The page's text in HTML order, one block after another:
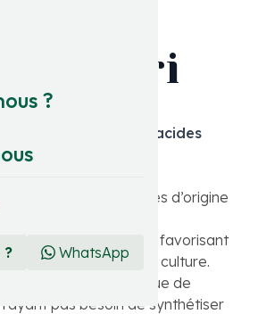
?
? WhatsApp
Agri
libres et 56% d'acides
hydrolysat de protéines d’origine
des nutriments, favorisant
développement de la culture.
énergétique de
pas besoin de synthétiser